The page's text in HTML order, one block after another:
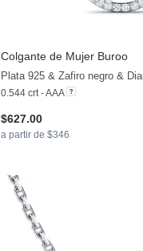
Colgante de Mujer Buroo
0.544 crt - AAA
$627.00
a partir de $346